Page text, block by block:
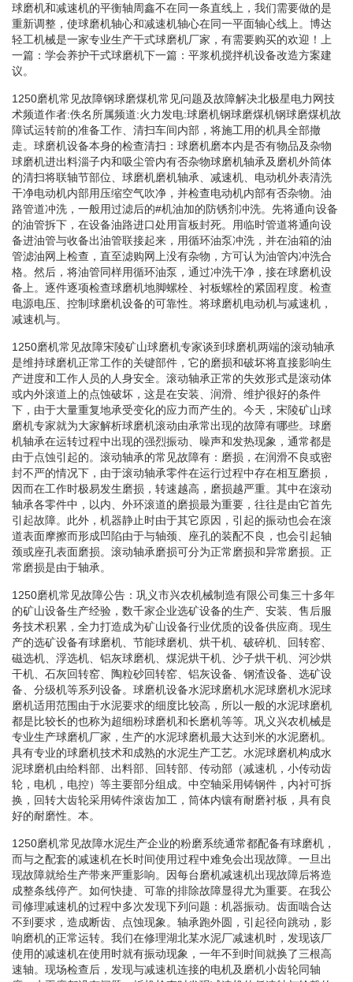
球磨机和减速机的平衡轴周鑫不在同一条直线上，我们需要做的是
重新调整，使球磨机轴心和减速机轴心在同一平面轴心线上。博达
轻工机械是一家专业生产干式球磨机厂家，有需要购买的欢迎！上
一篇：学会养护干式球磨机下一篇：平浆机搅拌机设备改造方案建
议。
1250磨机常见故障钢球磨煤机常见问题及故障解决北极星电力网技
术频道作者:佚名所属频道:火力发电:球磨机钢球磨煤机钢球磨煤机故
障试运转前的准备工作、清扫车间内部，将施工用的机具全部撤
走。球磨机设备本身的检查清扫：球磨机磨本内是否有物品及杂物
球磨机进出料淄子内和吸尘管内有否杂物球磨机轴承及磨机外筒体
的清扫将联轴节部位、球磨机磨机轴承、减速机、电动机外表清洗
干净电动机内部用压缩空气吹净，并检查电动机内部有否杂物。油
路管道冲洗，一般用过滤后的#机油加的防锈剂冲洗。先将通向设备
的油管拆下，在设备油路进口处用盲板封死。用临时管道将通向设
备进油管与收备出油管联接起来，用循环油泵冲洗，并在油箱的油
管滤油网上检查，直至滤购网上没有杂物，方可认为油管内冲洗合
格。然后，将油管同样用循环油泵，通过冲洗干净，接在球磨机设
备上。逐件逐项检查球磨机地脚螺栓、衬板螺栓的紧固程度。检查
电源电压、控制球磨机设备的可靠性。将球磨机电动机与减速机，
减速机与。
1250磨机常见故障宋陵矿山球磨机专家谈到球磨机两端的滚动轴承
是维持球磨机正常工作的关键部件，它的磨损和破坏将直接影响生
产进度和工作人员的人身安全。滚动轴承正常的失效形式是滚动体
或内外滚道上的点蚀破坏，这是在安装、润滑、维护很好的条件
下，由于大量重复地承受变化的应力而产生的。今天，宋陵矿山球
磨机专家就为大家解析球磨机滚动由承常出现的故障有哪些。球磨
机轴承在运转过程中出现的强烈振动、噪声和发热现象，通常都是
由于点蚀引起的。滚动轴承的常见故障有：磨损，在润滑不良或密
封不严的情况下，由于滚动轴承零件在运行过程中存在相互磨损，
因而在工作时极易发生磨损，转速越高，磨损越严重。其中在滚动
轴承各零件中，以内、外环滚道的磨损最为重要，往往是由它首先
引起故障。此外，机器静止时由于其它原因，引起的振动也会在滚
道表面摩擦而形成凹陷由于与轴颈、座孔的装配不良，也会引起轴
颈或座孔表面磨损。滚动轴承磨损可分为正常磨损和异常磨损。正
常磨损是由于轴承。
1250磨机常见故障公告：巩义市兴农机械制造有限公司集三十多年
的矿山设备生产经验，数千家企业选矿设备的生产、安装、售后服
务技术积累，全力打造成为矿山设备行业优质的设备供应商。现生
产的选矿设备有球磨机、节能球磨机、烘干机、破碎机、回转窑、
磁选机、浮选机、铝灰球磨机、煤泥烘干机、沙子烘干机、河沙烘
干机、石灰回转窑、陶粒砂回转窑、铝灰设备、钢渣设备、选矿设
备、分级机等系列设备。球磨机设备水泥球磨机水泥球磨机水泥球
磨机适用范围由于水泥要求的细度比较高，所以一般的水泥球磨机
都是比较长的也称为超细粉球磨机和长磨机等等。巩义兴农机械是
专业生产球磨机厂家，生产的水泥球磨机最大达到米的水泥磨机。
具有专业的球磨机技术和成熟的水泥生产工艺。水泥球磨机构成水
泥球磨机由给料部、出料部、回转部、传动部（减速机，小传动齿
轮，电机，电控）等主要部分组成。中空轴采用铸钢件，内衬可拆
换，回转大齿轮采用铸件滚齿加工，筒体内镶有耐磨衬板，具有良
好的耐磨性。本。
1250磨机常见故障水泥生产企业的粉磨系统通常都配备有球磨机，
而与之配套的减速机在长时间使用过程中难免会出现故障。一旦出
现故障就给生产带来严重影响。因每台磨机减速机出现故障后将造
成整条线停产。如何快捷、可靠的排除故障显得尤为重要。在我公
司修理减速机的过程中多次发现下列问题：机器振动。齿面啮合达
不到要求，造成断齿、点蚀现象。轴承跑外圆，引起径向跳动，影
响磨机的正常运转。我们在修理湖北某水泥厂减速机时，发现该厂
使用的减速机在使用时就有振动现象，一年不到时间就换了三根高
速轴。现场检查后，发现与减速机连接的电机及磨机小齿轮同轴